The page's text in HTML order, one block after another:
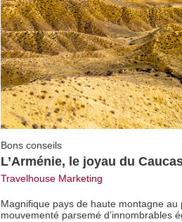
Bons conseils
L’Arménie, le joyau du
Travelhouse Marketing
Magnifique pays de haute montagne
mouvementé parsemé d’innombrables